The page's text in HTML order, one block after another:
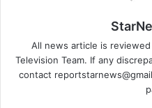
All news article is
Television Team. If any
contact